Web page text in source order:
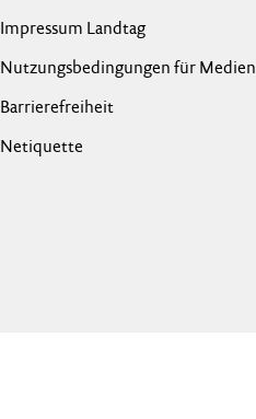
Impressum Landtag
Nutzungsbedingungen für Medien
Barrierefreiheit
Netiquette